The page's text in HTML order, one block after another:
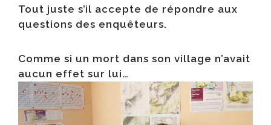
Tout juste s’il accepte de répondre aux
questions des enquêteurs.​
Comme si un mort dans son village n’avait
aucun effet sur lui…